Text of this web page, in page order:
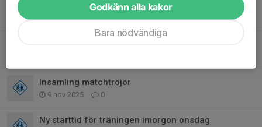
Äntligen dags för fotboll igen!
12 jan, 11:45 0
Insamling matchtröjor
9 nov 2025 0
Ny starttid för träningen imorgon onsdag
Godkänn alla kakor
Bara nödvändiga